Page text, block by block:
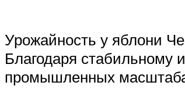
Урожайность у яблони
Благодаря стабильному
промышленных